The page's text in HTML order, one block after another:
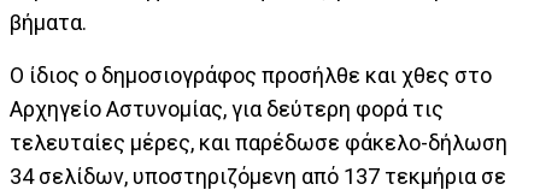
βήματα.
Ο ίδιος ο δημοσιογράφος προσήλθε και χθες στο
Αρχηγείο Αστυνομίας, για δεύτερη φορά τις
τελευταίες μέρες, και παρέδωσε φάκελο-δήλωση
34 σελίδων, υποστηριζόμενη από 137 τεκμήρια σε